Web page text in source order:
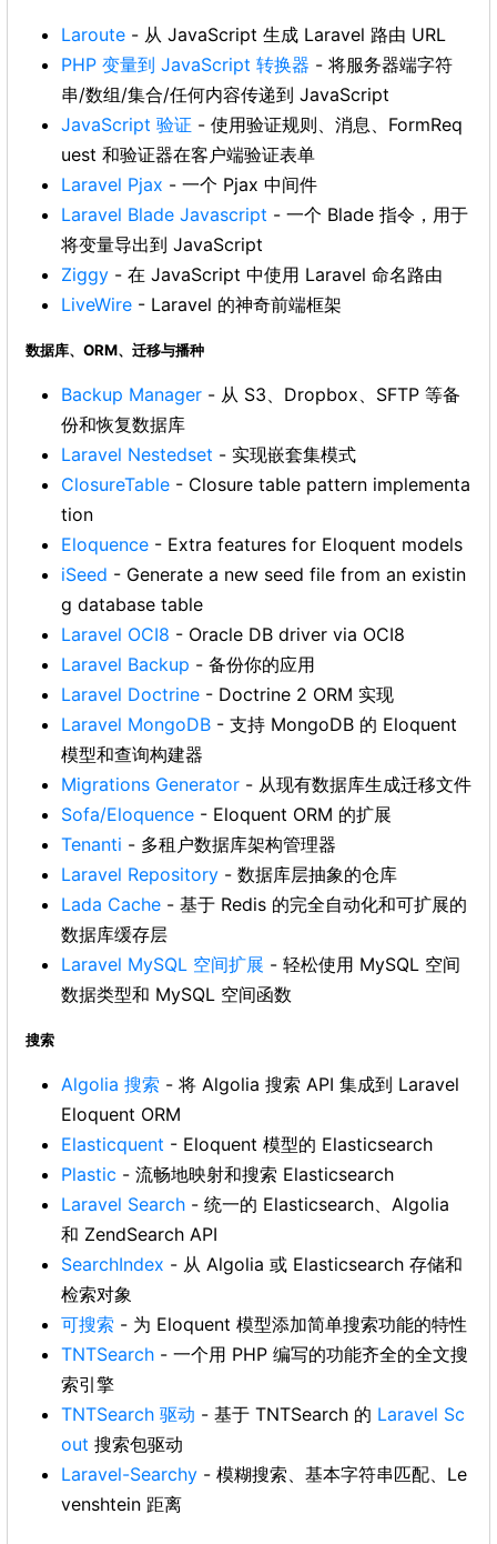
Laroute - 从 JavaScript 生成 Laravel 路由 URL
PHP 变量到 JavaScript 转换器 - 将服务器端字符
串/数组/集合/任何内容传递到 JavaScript
JavaScript 验证 - 使用验证规则、消息、FormReq
uest 和验证器在客户端验证表单
Laravel Pjax - 一个 Pjax 中间件
Laravel Blade Javascript - 一个 Blade 指令，用于
将变量导出到 JavaScript
Ziggy - 在 JavaScript 中使用 Laravel 命名路由
LiveWire - Laravel 的神奇前端框架
数据库、ORM、迁移与播种
Backup Manager - 从 S3、Dropbox、SFTP 等备
份和恢复数据库
Laravel Nestedset - 实现嵌套集模式
ClosureTable - Closure table pattern implementa
tion
Eloquence - Extra features for Eloquent models
iSeed - Generate a new seed file from an existin
g database table
Laravel OCI8 - Oracle DB driver via OCI8
Laravel Backup - 备份你的应用
Laravel Doctrine - Doctrine 2 ORM 实现
Laravel MongoDB - 支持 MongoDB 的 Eloquent
模型和查询构建器
Migrations Generator - 从现有数据库生成迁移文件
Sofa/Eloquence - Eloquent ORM 的扩展
Tenanti - 多租户数据库架构管理器
Laravel Repository - 数据库层抽象的仓库
Lada Cache - 基于 Redis 的完全自动化和可扩展的
数据库缓存层
Laravel MySQL 空间扩展 - 轻松使用 MySQL 空间
数据类型和 MySQL 空间函数
搜索
Algolia 搜索 - 将 Algolia 搜索 API 集成到 Laravel
Eloquent ORM
Elasticquent - Eloquent 模型的 Elasticsearch
Plastic - 流畅地映射和搜索 Elasticsearch
Laravel Search - 统一的 Elasticsearch、Algolia
和 ZendSearch API
SearchIndex - 从 Algolia 或 Elasticsearch 存储和
检索对象
可搜索 - 为 Eloquent 模型添加简单搜索功能的特性
TNTSearch - 一个用 PHP 编写的功能齐全的全文搜
索引擎
TNTSearch 驱动 - 基于 TNTSearch 的 Laravel Sc
out 搜索包驱动
Laravel-Searchy - 模糊搜索、基本字符串匹配、Le
venshtein 距离